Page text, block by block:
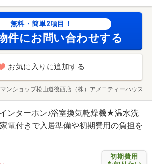
無料・簡単2項目！
件にお問い合わせする
お気に入りに追加する
ンショップ松山道後西店（株）アメニティーハウス
ンターホン♪浴室換気乾燥機★温水洗
付きで入居準備や初期費用の負担を
初期費用